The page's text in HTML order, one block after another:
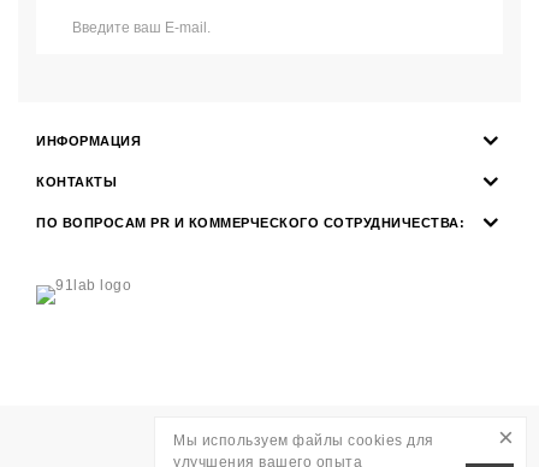
ИНФОРМАЦИЯ
КОНТАКТЫ
ПО ВОПРОСАМ PR И КОММЕРЧЕСКОГО СОТРУДНИЧЕСТВА:
Мы используем файлы cookies для
улучшения вашего опыта
×